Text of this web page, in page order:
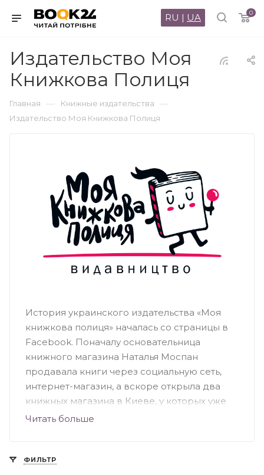
0
RU | UA
Издательство Моя
Книжкова Полиця
Главная — Книжные издательства —
Издательство Моя Книжкова Полиця
История украинского издательства «Моя
книжкова полиця» началась со страницы в
Facebook. Поначалу основательница
книжного магазина Наталья Моспан
продавала книги через социальную сеть,
интернет-магазин, а вскоре открыла два
книжных магазина в Киеве, у которых уже
есть своя аудитория. Это книжные
книг. Издательство выпускает книги
Читать больше
ФИЛЬТР